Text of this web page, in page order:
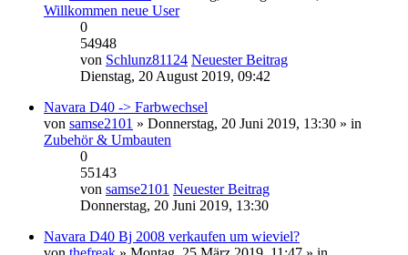
Willkommen neue User
0
54948
von Schlunz81124 Neuester Beitrag
Dienstag, 20 August 2019, 09:42
Navara D40 -> Farbwechsel
von samse2101 » Donnerstag, 20 Juni 2019, 13:30 » in
Zubehör & Umbauten
0
55143
von samse2101 Neuester Beitrag
Donnerstag, 20 Juni 2019, 13:30
Navara D40 Bj 2008 verkaufen um wieviel?